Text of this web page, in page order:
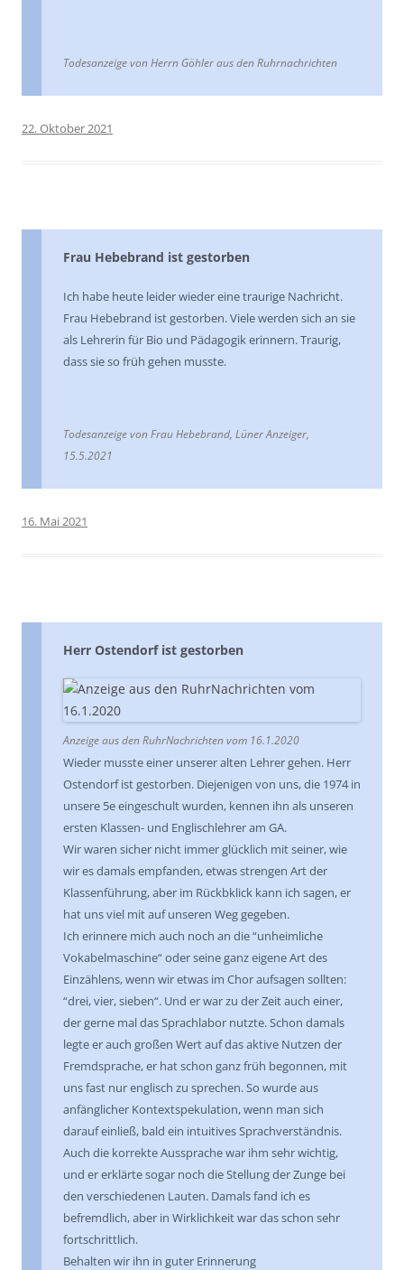
Todesanzeige von Herrn Göhler aus den Ruhrnachrichten
22. Oktober 2021
Frau Hebebrand ist gestorben
Ich habe heute leider wieder eine traurige Nachricht.
Frau Hebebrand ist gestorben. Viele werden sich an sie
als Lehrerin für Bio und Pädagogik erinnern. Traurig,
dass sie so früh gehen musste.
Todesanzeige von Frau Hebebrand, Lüner Anzeiger,
15.5.2021
16. Mai 2021
Herr Ostendorf ist gestorben
Anzeige aus den RuhrNachrichten vom 16.1.2020
Wieder musste einer unserer alten Lehrer gehen. Herr
Ostendorf ist gestorben. Diejenigen von uns, die 1974 in
unsere 5e eingeschult wurden, kennen ihn als unseren
ersten Klassen- und Englischlehrer am GA.
Wir waren sicher nicht immer glücklich mit seiner, wie
wir es damals empfanden, etwas strengen Art der
Klassenführung, aber im Rückbklick kann ich sagen, er
hat uns viel mit auf unseren Weg gegeben.
Ich erinnere mich auch noch an die “unheimliche
Vokabelmaschine“ oder seine ganz eigene Art des
Einzählens, wenn wir etwas im Chor aufsagen sollten:
“drei, vier, sieben“. Und er war zu der Zeit auch einer,
der gerne mal das Sprachlabor nutzte. Schon damals
legte er auch großen Wert auf das aktive Nutzen der
Fremdsprache, er hat schon ganz früh begonnen, mit
uns fast nur englisch zu sprechen. So wurde aus
anfänglicher Kontextspekulation, wenn man sich
darauf einließ, bald ein intuitives Sprachverständnis.
Auch die korrekte Aussprache war ihm sehr wichtig,
und er erklärte sogar noch die Stellung der Zunge bei
den verschiedenen Lauten. Damals fand ich es
befremdlich, aber in Wirklichkeit war das schon sehr
fortschrittlich.
Behalten wir ihn in guter Erinnerung